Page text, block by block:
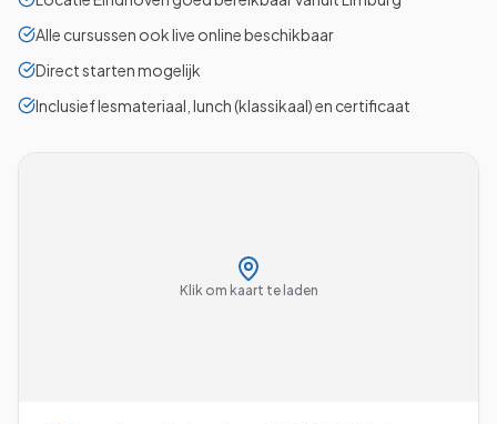
Alle cursussen ook live online beschikbaar
Direct starten mogelijk
Inclusief lesmateriaal, lunch (klassikaal) en certificaat
Klik om kaart te laden